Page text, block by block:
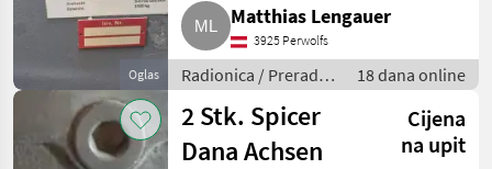
Oglas
Matthias Lengauer
3925 Perwolfs
Radionica / Prerada
metala
18 dana online
2 Stk. Spicer
Dana Achsen
Cijena
na upit